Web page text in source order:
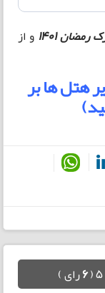
رمضان 1401
و از
هتل ها بر
(
6رای )